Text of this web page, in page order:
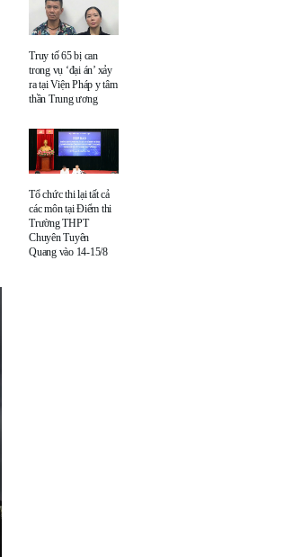
Truy tố 65 bị can
trong vụ ‘đại án’ xảy
ra tại Viện Pháp y tâm
thần Trung ương
Tổ chức thi lại tất cả
các môn tại Điểm thi
Trường THPT
Chuyên Tuyên
Quang vào 14-15/8